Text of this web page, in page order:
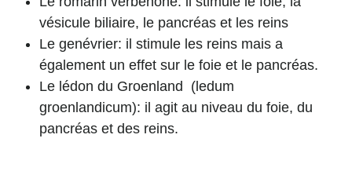
vésicule biliaire, le pancréas et les reins
Le genévrier: il stimule les reins mais a
également un effet sur le foie et le pancréas.
Le lédon du Groenland (ledum
groenlandicum): il agit au niveau du foie, du
pancréas et des reins.